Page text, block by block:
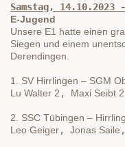
Samstag, 14.10.2023
E-Jugend
Unsere E1 hatte einen
Siegen und einem
Derendingen.
1. SV Hirrlingen – SGM
Lu Walter 2 , Maxi Seibt 2
2. SSC Tübingen –
Leo Geiger, Jonas Saile ,